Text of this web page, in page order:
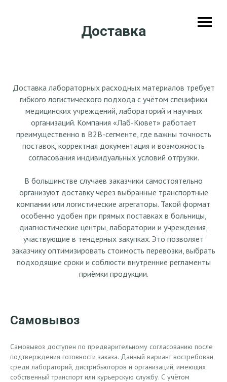
Доставка
Доставка лабораторных расходных материалов требует
гибкого логистического подхода с учётом специфики
медицинских учреждений, лабораторий и научных
организаций. Компания «Лаб-Кювет» работает
преимущественно в B2B-сегменте, где важны точность
поставок, корректная документация и возможность
согласования индивидуальных условий отгрузки.
В большинстве случаев заказчики самостоятельно
организуют доставку через выбранные транспортные
компании или логистические агрегаторы. Такой формат
особенно удобен при прямых поставках в больницы,
диагностические центры, лаборатории и учреждения,
участвующие в тендерных закупках. Это позволяет
заказчику оптимизировать стоимость перевозки, выбрать
подходящие сроки и соблюсти внутренние регламенты
приёмки продукции.
Самовывоз
Самовывоз доступен по предварительному согласованию после
подтверждения готовности заказа. Данный вариант востребован
среди лабораторий, дистрибьюторов и организаций, имеющих
собственный транспорт или курьерскую службу. С учётом